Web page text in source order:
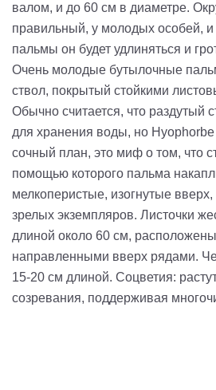
валом, и до 60 см в диаметре.
правильный, у молодых особей,
пальмы он будет удлиняться и
Очень молодые бутылочные
ствол, покрытый стойкими
Обычно считается, что раздутый
для хранения воды, но
сочный план, это миф о том, что
помощью которого пальма
мелкоперистые, изогнутые
зрелых экземпляров. Листочки
длиной около 60 см,
направленными вверх рядами.
15-20 см длиной. Соцветия:
созревания, поддерживая